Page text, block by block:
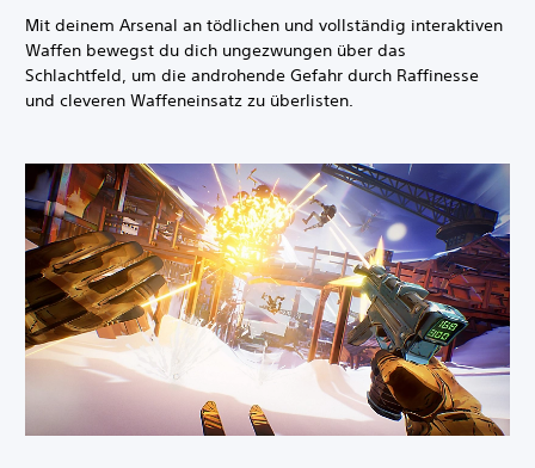
Mit deinem Arsenal an tödlichen und vollständig interaktiven
Waffen bewegst du dich ungezwungen über das
Schlachtfeld, um die androhende Gefahr durch Raffinesse
und cleveren Waffeneinsatz zu überlisten.